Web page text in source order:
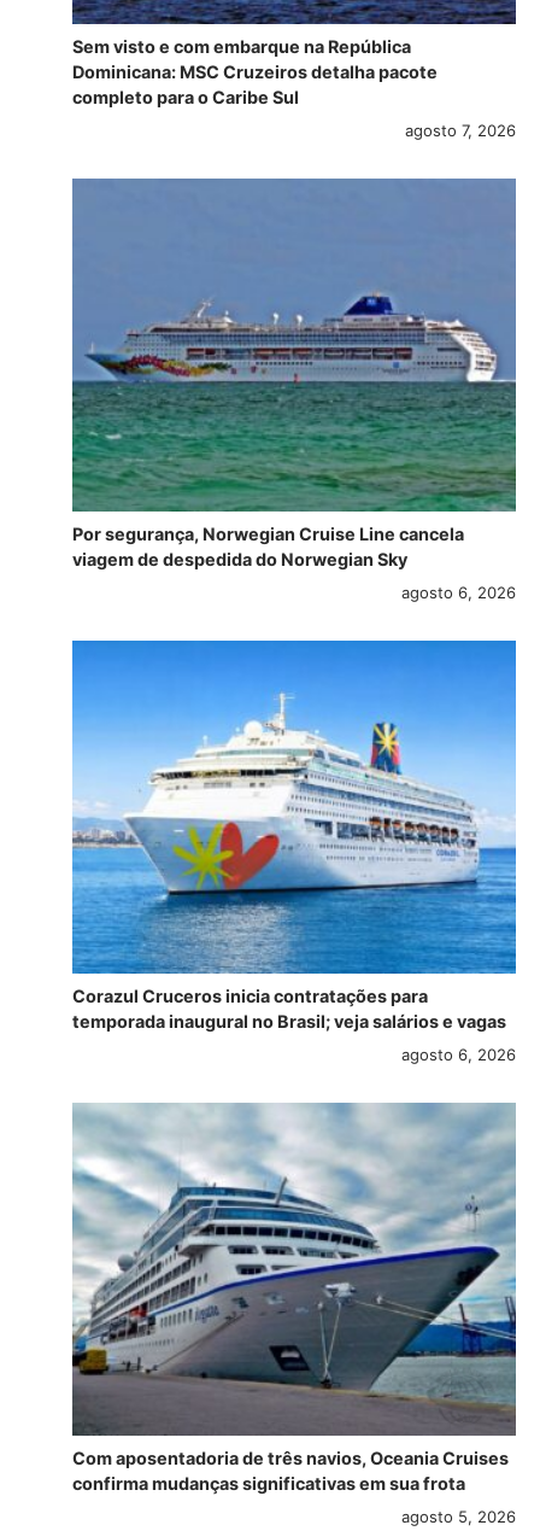
Sem visto e com embarque na República
Dominicana: MSC Cruzeiros detalha pacote
completo para o Caribe Sul
agosto 7, 2026
Por segurança, Norwegian Cruise Line cancela
viagem de despedida do Norwegian Sky
agosto 6, 2026
Corazul Cruceros inicia contratações para
temporada inaugural no Brasil; veja salários e vagas
agosto 6, 2026
Com aposentadoria de três navios, Oceania Cruises
confirma mudanças significativas em sua frota
agosto 5, 2026